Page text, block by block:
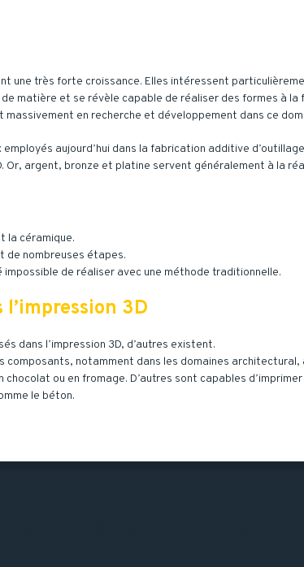
une très forte croissance. Elles intéressent
matière et se révèle capable de réaliser des formes à
en recherche et développement dans ce
aujourd’hui dans la fabrication additive
Or, argent, bronze et platine servent généralement à la
la céramique.
de nombreuses étapes.
de réaliser avec une méthode traditionnelle.
3D
dans l’impression 3D, d’autres existent.
composants, notamment dans les domaines
ou en fromage. D’autres sont capables
le béton.